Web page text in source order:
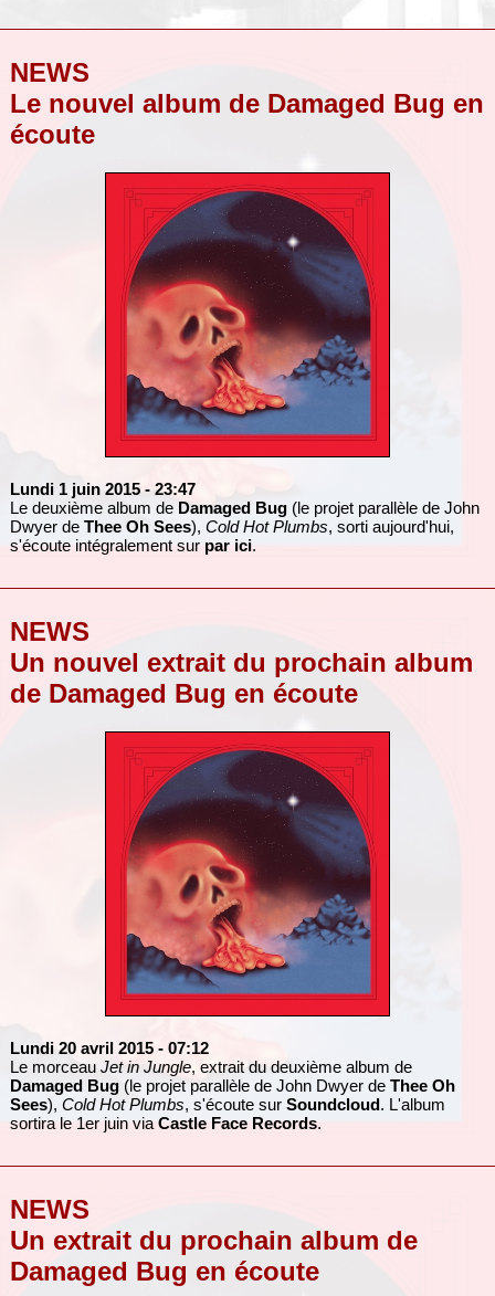
NEWS
Le nouvel album de Damaged Bug en
écoute
Lundi 1 juin 2015 - 23:47
Le deuxième album de Damaged Bug(le projet parallèle de John
Dwyer de Thee Oh Sees), Cold Hot Plumbs, sorti aujourd'hui,
s'écoute intégralement sur par ici.
NEWS
Un nouvel extrait du prochain album
de Damaged Bug en écoute
Lundi 20 avril 2015 - 07:12
Le morceau Jet in Jungle, extrait du deuxième album de
Damaged Bug(le projet parallèle de John Dwyer de Thee Oh
Sees), Cold Hot Plumbs, s'écoute sur Soundcloud. L'album
sortira le 1er juin via Castle Face Records.
NEWS
Un extrait du prochain album de
Damaged Bug en écoute